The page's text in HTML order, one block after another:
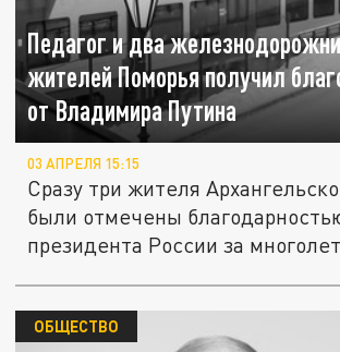
Педагог и два
жителей Поморья получил
от Владимира Путина
03 АПРЕЛЯ 15:15
Сразу три жителя
были отмечены
президента России за
ОБЩЕСТВО